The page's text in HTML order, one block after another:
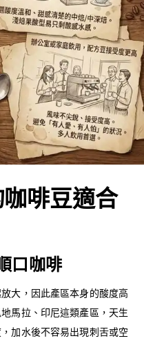
啡豆適合
口咖啡
大，因此產區本身的酸度高
馬拉、印尼這類產區，天生
加水後不容易出現刺舌或空